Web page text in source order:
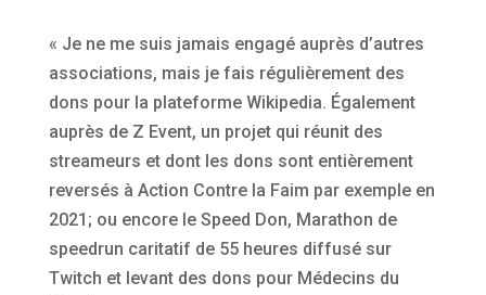
« Je ne me suis jamais engagé auprès d’autres
associations, mais je fais régulièrement des
dons pour la plateforme Wikipedia. Également
auprès de Z Event, un projet qui réunit des
streameurs et dont les dons sont entièrement
reversés à Action Contre la Faim par exemple en
2021; ou encore le Speed Don, Marathon de
speedrun caritatif de 55 heures diffusé sur
Twitch et levant des dons pour Médecins du